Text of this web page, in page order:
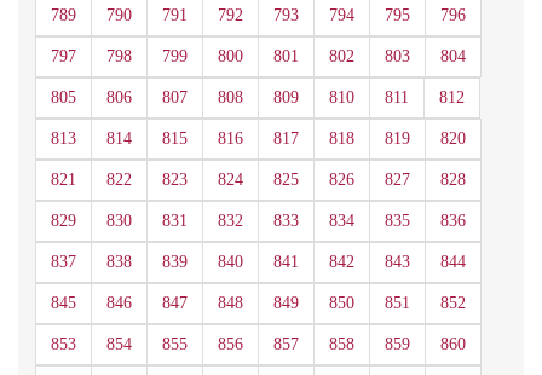
789 790 791 792 793 794 795 796
797 798 799 800 801 802 803 804
805 806 807 808 809 810 811 812
813 814 815 816 817 818 819 820
821 822 823 824 825 826 827 828
829 830 831 832 833 834 835 836
837 838 839 840 841 842 843 844
845 846 847 848 849 850 851 852
853 854 855 856 857 858 859 860